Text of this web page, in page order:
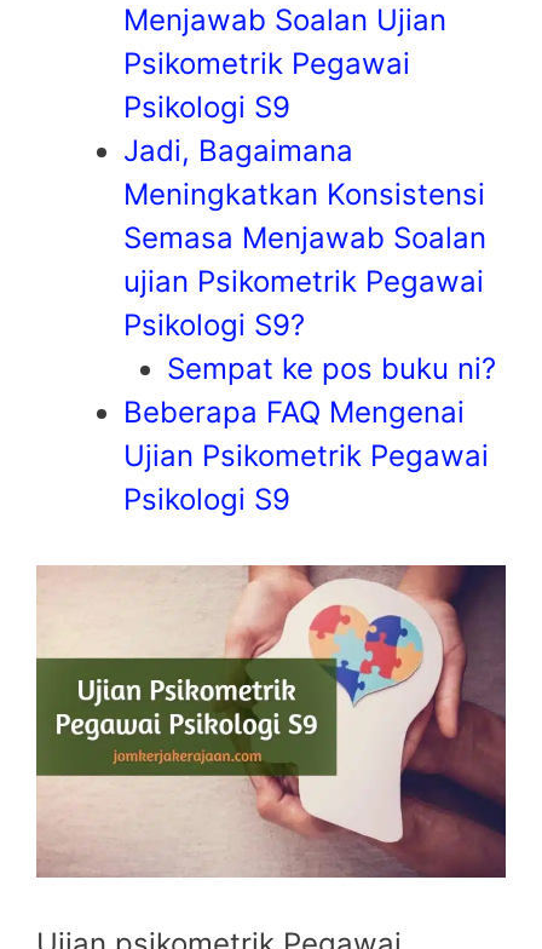
Menjawab Soalan Ujian
Psikometrik Pegawai
Psikologi S9
Jadi, Bagaimana
Meningkatkan Konsistensi
Semasa Menjawab Soalan
ujian Psikometrik Pegawai
Psikologi S9?
Sempat ke pos buku ni?
Beberapa FAQ Mengenai
Ujian Psikometrik Pegawai
Psikologi S9